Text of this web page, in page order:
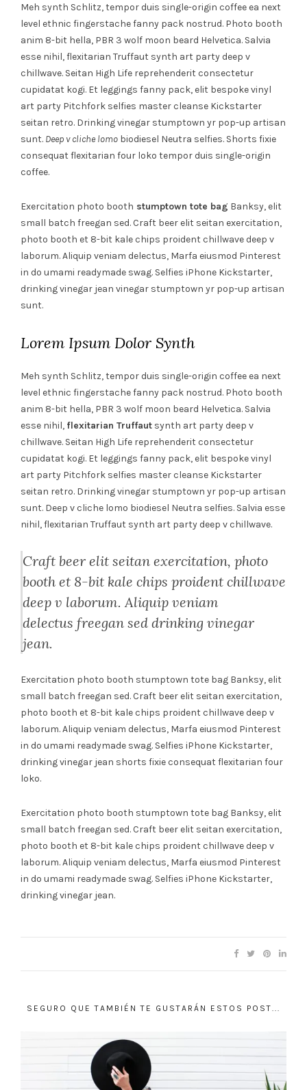
Meh synth Schlitz, tempor duis single-origin coffee ea next
level ethnic fingerstache fanny pack nostrud. Photo booth
anim 8-bit hella, PBR 3 wolf moon beard Helvetica. Salvia
esse nihil, flexitarian Truffaut synth art party deep v
chillwave. Seitan High Life reprehenderit consectetur
cupidatat kogi. Et leggings fanny pack, elit bespoke vinyl
art party Pitchfork selfies master cleanse Kickstarter
seitan retro. Drinking vinegar stumptown yr pop-up artisan
sunt. Deep v cliche lomo biodiesel Neutra selfies. Shorts fixie
consequat flexitarian four loko tempor duis single-origin
coffee.
Exercitation photo booth stumptown tote bag Banksy, elit
small batch freegan sed. Craft beer elit seitan exercitation,
photo booth et 8-bit kale chips proident chillwave deep v
laborum. Aliquip veniam delectus, Marfa eiusmod Pinterest
in do umami readymade swag. Selfies iPhone Kickstarter,
drinking vinegar jean vinegar stumptown yr pop-up artisan
sunt.
Lorem Ipsum Dolor Synth
Meh synth Schlitz, tempor duis single-origin coffee ea next
level ethnic fingerstache fanny pack nostrud. Photo booth
anim 8-bit hella, PBR 3 wolf moon beard Helvetica. Salvia
esse nihil, flexitarian Truffaut synth art party deep v
chillwave. Seitan High Life reprehenderit consectetur
cupidatat kogi. Et leggings fanny pack, elit bespoke vinyl
art party Pitchfork selfies master cleanse Kickstarter
seitan retro. Drinking vinegar stumptown yr pop-up artisan
sunt. Deep v cliche lomo biodiesel Neutra selfies. Salvia esse
nihil, flexitarian Truffaut synth art party deep v chillwave.
Craft beer elit seitan exercitation, photo
booth et 8-bit kale chips proident chillwave
deep v laborum. Aliquip veniam
delectus freegan sed drinking vinegar
jean.
Exercitation photo booth stumptown tote bag Banksy, elit
small batch freegan sed. Craft beer elit seitan exercitation,
photo booth et 8-bit kale chips proident chillwave deep v
laborum. Aliquip veniam delectus, Marfa eiusmod Pinterest
in do umami readymade swag. Selfies iPhone Kickstarter,
drinking vinegar jean shorts fixie consequat flexitarian four
loko.
Exercitation photo booth stumptown tote bag Banksy, elit
small batch freegan sed. Craft beer elit seitan exercitation,
photo booth et 8-bit kale chips proident chillwave deep v
laborum. Aliquip veniam delectus, Marfa eiusmod Pinterest
in do umami readymade swag. Selfies iPhone Kickstarter,
drinking vinegar jean.
SEGURO QUE TAMBIÉN TE GUSTARÁN ESTOS POST...